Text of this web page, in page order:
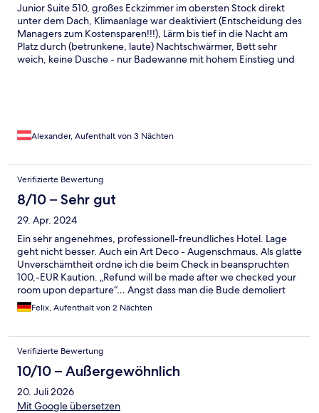
Junior Suite 510, großes Eckzimmer im obersten Stock direkt
unter dem Dach, Klimaanlage war deaktiviert (Entscheidung des
Managers zum Kostensparen!!!), Lärm bis tief in die Nacht am
Platz durch (betrunkene, laute) Nachtschwärmer, Bett sehr
weich, keine Dusche - nur Badewanne mit hohem Einstieg und
Alexander, Aufenthalt von 3 Nächten
Verifizierte Bewertung
8/10 – Sehr gut
29. Apr. 2024
Ein sehr angenehmes, professionell-freundliches Hotel. Lage
geht nicht besser. Auch ein Art Deco - Augenschmaus. Als glatte
Unverschämtheit ordne ich die beim Check in beanspruchten
100,-EUR Kaution. „Refund will be made after we checked your
room upon departure“… Angst dass man die Bude demoliert
oder dass man was mitgehen lässt ? Deutliche Eintrübung
genau hierdurch bei mir. Komme sicher wieder nach Brno,
diesem Grund.
Felix, Aufenthalt von 2 Nächten
Verifizierte Bewertung
10/10 – Außergewöhnlich
20. Juli 2026
Mit Google übersetzen